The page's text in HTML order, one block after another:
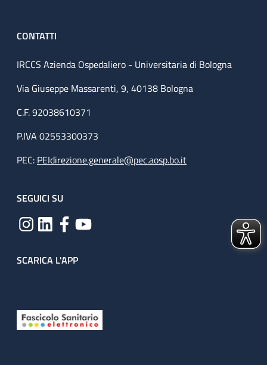
CONTATTI
IRCCS Azienda Ospedaliero - Universitaria di Bologna
Via Giuseppe Massarenti, 9, 40138 Bologna
C.F. 92038610371
P.IVA 02553300373
PEC: PEIdirezione.generale@pec.aosp.bo.it
SEGUICI SU
SCARICA L'APP